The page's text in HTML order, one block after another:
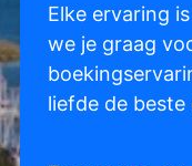
Elke ervaring
we je graag
liefde de beste